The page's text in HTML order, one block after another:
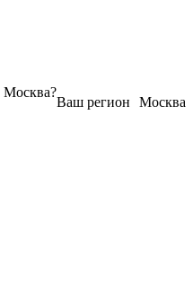
Москва
Ваш регион
Москва?